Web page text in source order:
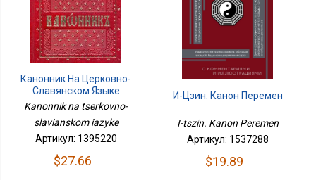
Канонник На Церковно-
Славянском Языке
Kanonnik na tserkovno-
slavianskom iazyke
Артикул: 1395220
$27.66
И-Цзин. Канон Перемен
I-tszin. Kanon Peremen
Артикул: 1537288
$19.89